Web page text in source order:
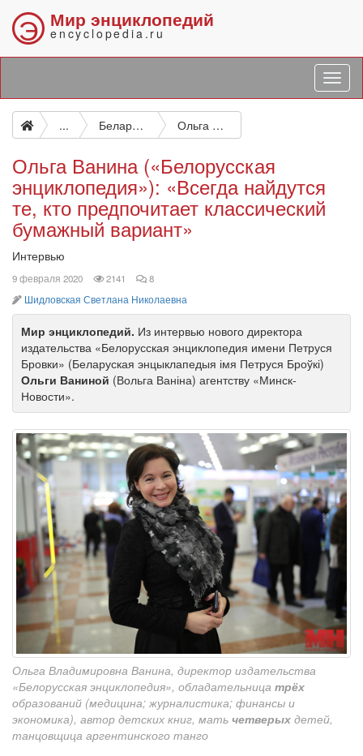
Э Мир энциклопедий
encyclopedia.ru
... Беларуская энцыклапедыя Ольга Ванина («Белорусская энциклопедия»): «Всегда найдутся те, кто предпочитает классический бумажный вариант»
Ольга Ванина («Белорусская
энциклопедия»): «Всегда найдутся
те, кто предпочитает классический
бумажный вариант»
Интервью
9 февраля 2020 просмотров
2141 комментариев
8
автор
Шидловская Светлана Николаевна
Мир энциклопедий. Из интервью нового директора
издательства «Белорусская энциклопедия имени Петруся
Бровки» (Беларуская энцыклапедыя імя Петруся Броўкі)
Ольги Ваниной (Вольга Ваніна) агентству «Минск-
Новости».
Ольга Владимировна Ванина, директор издательства
«Белорусская энциклопедия», обладательница трёх
образований (медицина; журналистика; финансы и
экономика), автор детских книг, мать четверых детей,
танцовщица аргентинского танго